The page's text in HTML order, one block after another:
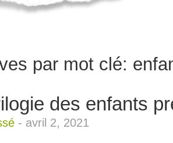
par mot clé:
des enfants
- avril 2, 2021